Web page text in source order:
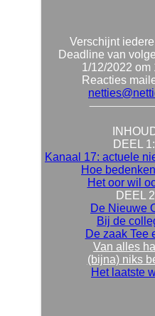
Verschijnt
Deadline van
1/12/2022 om
Reacties
DEEL 1:
Kanaal 17: actuele
Hoe
Het oor wil
DEEL
De Nieuwe
Bij de
De zaak Tee
Van alles
(bijna) niks
Het laatste